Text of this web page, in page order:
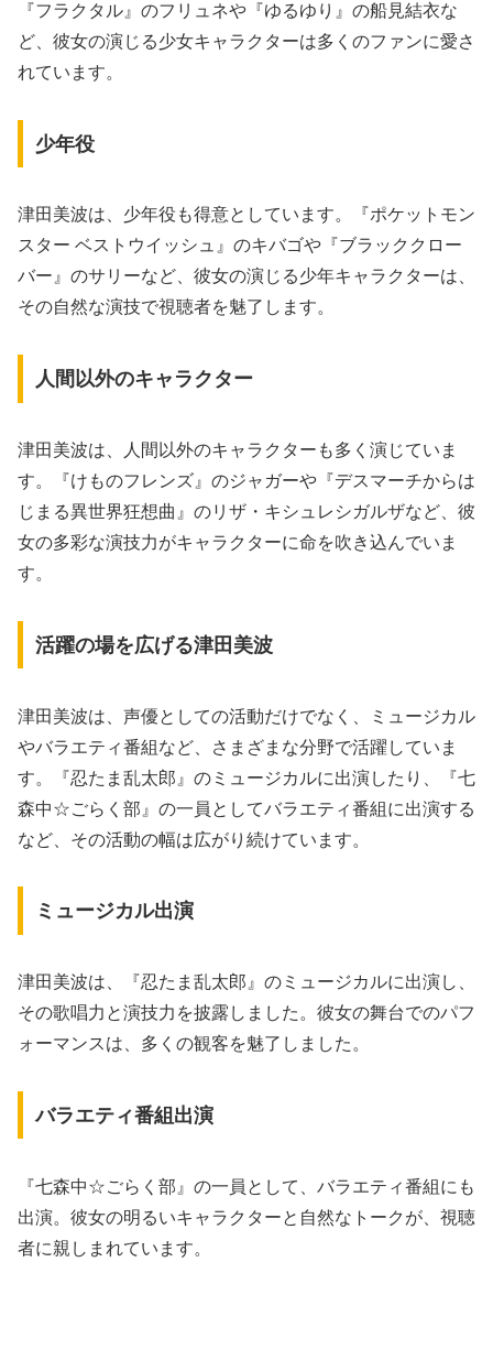
『フラクタル』のフリュネや『ゆるゆり』の船見結衣な
ど、彼女の演じる少女キャラクターは多くのファンに愛さ
れています。
少年役
津田美波は、少年役も得意としています。『ポケットモン
スター ベストウイッシュ』のキバゴや『ブラッククロー
バー』のサリーなど、彼女の演じる少年キャラクターは、
その自然な演技で視聴者を魅了します。
人間以外のキャラクター
津田美波は、人間以外のキャラクターも多く演じていま
す。『けものフレンズ』のジャガーや『デスマーチからは
じまる異世界狂想曲』のリザ・キシュレシガルザなど、彼
女の多彩な演技力がキャラクターに命を吹き込んでいま
す。
活躍の場を広げる津田美波
津田美波は、声優としての活動だけでなく、ミュージカル
やバラエティ番組など、さまざまな分野で活躍していま
す。『忍たま乱太郎』のミュージカルに出演したり、『七
森中☆ごらく部』の一員としてバラエティ番組に出演する
など、その活動の幅は広がり続けています。
ミュージカル出演
津田美波は、『忍たま乱太郎』のミュージカルに出演し、
その歌唱力と演技力を披露しました。彼女の舞台でのパフ
ォーマンスは、多くの観客を魅了しました。
バラエティ番組出演
『七森中☆ごらく部』の一員として、バラエティ番組にも
出演。彼女の明るいキャラクターと自然なトークが、視聴
者に親しまれています。